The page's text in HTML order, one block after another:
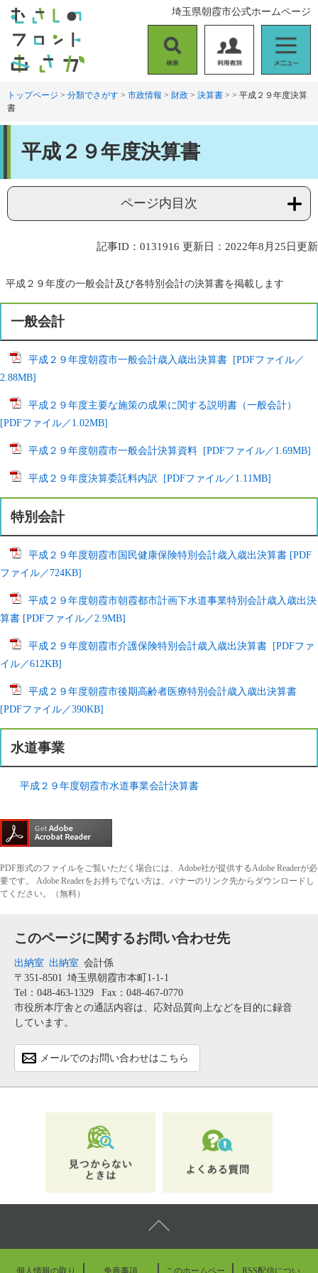
す
。
し
て
索
用
者
ニ
ュ
埼玉県朝霞市公式ホームページ
トップページ > 分類でさがす > 市政情報 > 財政 > 決算書 > > 平成２９年度決算
書
平成２９年度決算書
ページ内目次
記事ID：0131916 更新日：2022年8月25日更新
平成２９年度の一般会計及び各特別会計の決算書を掲載します
一般会計
平成２９年度朝霞市一般会計歳入歳出決算書 [PDFファイル／
2.88MB]
平成２９年度主要な施策の成果に関する説明書（一般会計）
[PDFファイル／1.02MB]
平成２９年度朝霞市一般会計決算資料 [PDFファイル／1.69MB]
平成２９年度決算委託料内訳 [PDFファイル／1.11MB]
特別会計
平成２９年度朝霞市国民健康保険特別会計歳入歳出決算書 [PDF
ファイル／724KB]
平成２９年度朝霞市朝霞都市計画下水道事業特別会計歳入歳出決
算書 [PDFファイル／2.9MB]
平成２９年度朝霞市介護保険特別会計歳入歳出決算書 [PDFファ
イル／612KB]
平成２９年度朝霞市後期高齢者医療特別会計歳入歳出決算書
[PDFファイル／390KB]
水道事業
平成２９年度朝霞市水道事業会計決算書
PDF形式のファイルをご覧いただく場合には、Adobe社が提供するAdobe Readerが必
要です。
Adobe Readerをお持ちでない方は、バナーのリンク先からダウンロードし
てください。（無料）
このページに関するお問い合わせ先
出納室 出納室 会計係
〒351-8501
埼玉県朝霞市本町1-1-1
Tel：048-463-1329
Fax：048-467-0770
市役所本庁舎との通話内容は、応対品質向上などを目的に録音
しています。
メールでのお問い合わせはこちら
個人情報の取り 免責事項 このホームペー RSS配信につい